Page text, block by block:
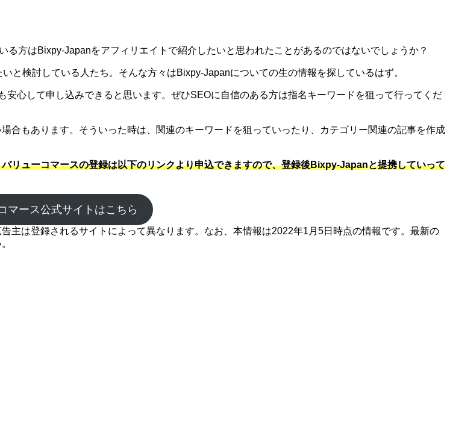
方はBixpy-Japanをアフィリエイトで紹介したいと思われたことがあるのではないでしょうか？
検討している人たち。そんな方々はBixpy-Japanについての生の情報を探しているはず。
心して申し込みできると思います。ぜひSEOに自信のある方は指名キーワードを狙って行ってくだ
合もあります。そういった時は、関連のキーワードを狙っていったり、カテゴリー関連の記事を作成
リューコマースの登録は以下のリンクより申込できますので、登録後Bixpy-Japanと提携していって
マース公式サイトはこちら
主は登録されるサイトによって異なります。なお、本情報は2022年1月5日時点の情報です。最新の